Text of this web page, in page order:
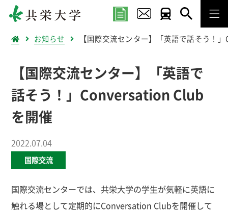
お知らせ 【国際交流センター】「英語で話そう
【国際交流センター】「英語で
話そう！」Conversation Club
を開催
2022.07.04
国際交流
国際交流センターでは、共栄大学の学生が気軽に英語に
触れる場として定期的にConversation Clubを開催して